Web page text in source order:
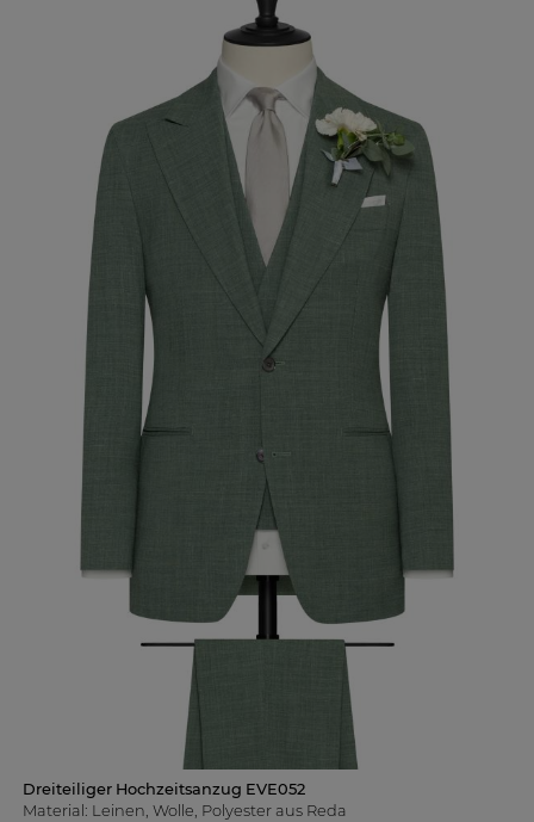
Dreiteiliger Hochzeitsanzug EVE052
Material: Leinen, Wolle, Polyester aus Reda